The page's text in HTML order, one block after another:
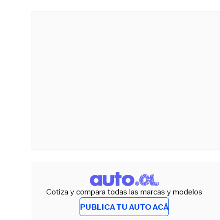
Cotiza y compara todas las marcas y modelos
PUBLICA TU AUTO ACÁ